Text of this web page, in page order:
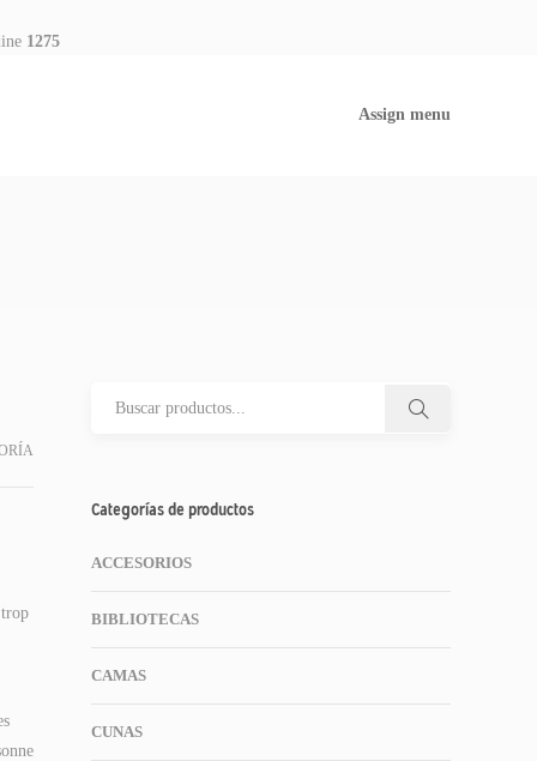
1275
Assign menu
Categorías de productos
ACCESORIOS
BIBLIOTECAS
CAMAS
CUNAS